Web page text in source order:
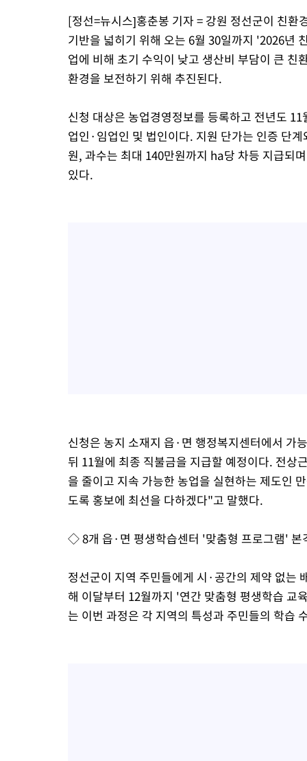
[속보]규제합리화위원회 부위원장에 김태유 서울대 공대 교
[속보]국힘 윤리위, '돌려차기 발언' 진종오·서범수 징계 절차
[속보] 7월 중국 수출 23.9%↑ 수입 27.5%↑…무역총액
[속보]'채상병 순직 책임' 임성근, 항소심도 징역 3년
민주 콩고 에볼라환자 4천명 돌파, 4053명 발생 1850명 사망
[정선=뉴시스]홍춘봉 기자 = 강원 정선군이 친환
기반을 넓히기 위해 오는 6월 30일까지 '2026년
업에 비해 초기 수익이 낮고 생산비 부담이 큰
환경을 보전하기 위해 추진된다.
신청 대상은 농업경영정보를 등록하고 전년도
업인·임업인 및 법인이다. 지원 단가는 인증 단
원, 과수는 최대 140만원까지 ha당 차등 지급되
있다.
신청은 농지 소재지 읍·면 행정복지센터에서 가
뒤 11월에 최종 직불금을 지급할 예정이다. 전상
을 줄이고 지속 가능한 농업을 실현하는 제도인
도록 홍보에 최선을 다하겠다"고 말했다.
◇ 8개 읍·면 평생학습센터 '맞춤형 프로그램' 본
정선군이 지역 주민들에게 시·공간의 제약 없는
해 이달부터 12월까지 '연간 맞춤형 평생학습 교
는 이번 과정은 각 지역의 특성과 주민들의 학습